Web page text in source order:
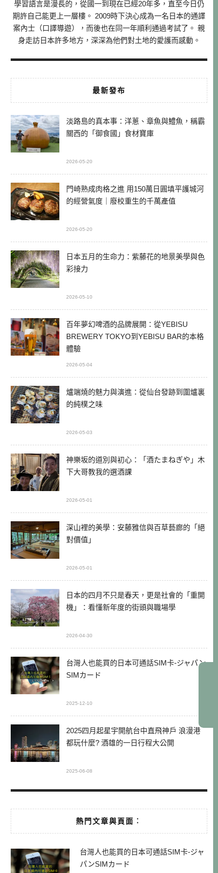
學習語言是漫長的，從國一到現在已經20年多，直至今日仍
期許自己能更上一層樓。 2009時下決心成為一名日本的通譯
案內士（口譯導遊），而後也在同一年順利通過考試了。 親
身走訪日本許多地方，深深為他們對土地的愛護而感動。
最新發布
淡路島的真本事：洋蔥、章魚與鱧魚，稱霸
關西的「御食國」食材寶庫
2026-05-20
門崎熟成肉格之進 用150萬日圓填平護城河
的經營氣度｜廢校重生的千萬產值
2026-05-20
日本五月的生命力：紫藤花的地景美學與色
彩接力
2026-05-10
百年夢幻啤酒的品牌展開：從YEBISU
BREWERY TOKYO到YEBISU BAR的本格
體驗
2026-05-04
爐端燒的魅力與演進：從仙台發跡到圍爐裏
的純樸之味
2026-05-03
神樂坂的道別與初心：「酒たまねぎや」木
下大哥教我的選酒課
2026-05-01
深山裡的美學：安藤雅信與百草藝廊的「絕
對價值」
2026-05-01
日本的四月不只是春天，更是社會的「重開
機」：看懂新年度的街頭與職場學
2026-04-30
台灣人也能買的日本可通話SIM卡-ジャパン
SIMカード
2025-12-10
2025四月起星宇開航台中直飛神戶 浪漫港
都玩什麼? 酒雄的一日行程大公開
2025-06-08
熱門文章與頁面︰
台灣人也能買的日本可通話SIM卡-ジャ
パンSIMカード